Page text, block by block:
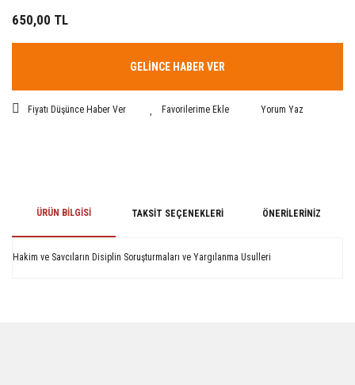
650,00 TL
GELİNCE HABER VER
Fiyatı Düşünce Haber Ver Yorum Yaz
ÜRÜN BILGISI TAKSIT SEÇENEKLERI ÖNERILERINIZ
Hakim ve Savcıların Disiplin Soruşturmaları ve Yargılanma Usulleri